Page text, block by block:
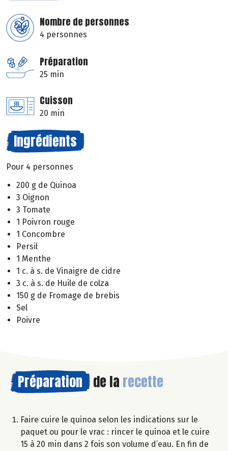
Nombre de personnes
4 personnes
Préparation
25 min
Cuisson
20 min
Ingrédients
Pour 4 personnes
200 g de Quinoa
3 Oignon
3 Tomate
1 Poivron rouge
1 Concombre
Persil
1 Menthe
1 c. à s. de Vinaigre de cidre
3 c. à s. de Huile de colza
150 g de Fromage de brebis
Sel
Poivre
Préparation de la recette
Faire cuire le quinoa selon les indications sur le
paquet ou pour le vrac : rincer le quinoa et le cuire
15 à 20 min dans 2 fois son volume d’eau. En fin de